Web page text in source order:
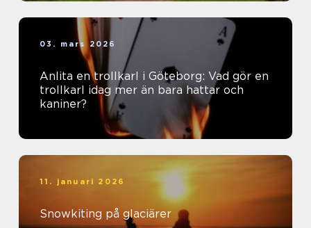
03. mars 2026
Anlita en trollkarl i Göteborg: Vad gör en
trollkarl idag mer än bara hattar och
kaniner?
11. januari 2026
Snowkiting på glaciärer